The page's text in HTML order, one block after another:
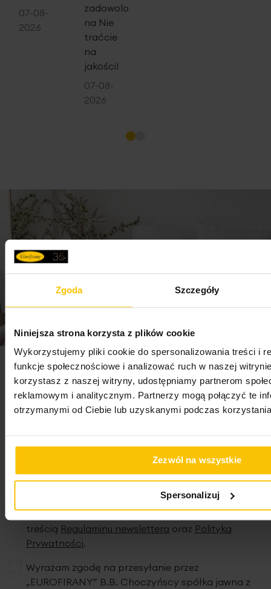
Zgoda Szczegóły
Niniejsza strona korzysta z plików cookie
Wykorzystujemy pliki cookie do spersonalizowania treści i
funkcje społecznościowe i analizować ruch w naszej
korzystasz z naszej witryny, udostępniamy partnerom
reklamowym i analitycznym. Partnerzy mogą połączyć te
otrzymanymi od Ciebie lub uzyskanymi podczas
Zezwól na wszystkie
Spersonalizuj
07-08-
2026
zadowolo
na Nie
traćcie
na
jakości!
07-08-
2026
Newsletter
Zapisz się do newslettera i odbierz 5% rabatu na
pierwsze zakupy! Bądź na bieżąco, otrzymuj najlepsze
Oświadczam, że zapoznałem/zapoznałam się z
treścią Regulaminu newslettera oraz Polityką
Prywatności.
Wyrażam zgodę na przesyłanie przez
„EUROFIRANY” B.B. Choczyńscy spółka jawna z